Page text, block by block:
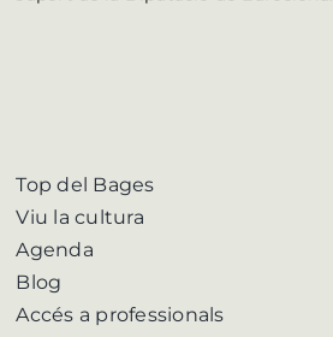
Top del Bages
Viu la cultura
Agenda
Blog
Accés a professionals